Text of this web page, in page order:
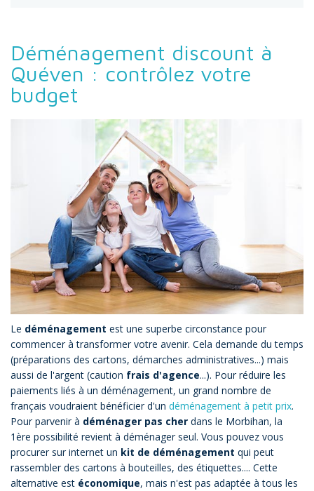
Déménagement discount à
Quéven : contrôlez votre
budget
Le déménagement est une superbe circonstance pour
commencer à transformer votre avenir. Cela demande du temps
(préparations des cartons, démarches administratives...) mais
aussi de l'argent (caution frais d'agence...). Pour réduire les
paiements liés à un déménagement, un grand nombre de
français voudraient bénéficier d'un déménagement à petit prix.
Pour parvenir à déménager pas cher dans le Morbihan, la
1ère possibilité revient à déménager seul. Vous pouvez vous
procurer sur internet un kit de déménagement qui peut
rassembler des cartons à bouteilles, des étiquettes.... Cette
alternative est économique, mais n'est pas adaptée à tous les